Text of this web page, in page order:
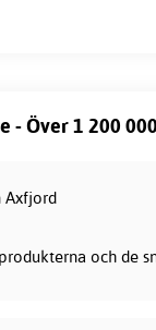
- Över 1 200
Axfjord
och de